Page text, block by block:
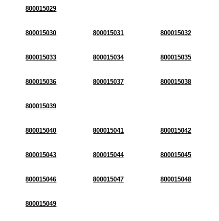
800015029
800015030 800015031 800015032
800015033 800015034 800015035
800015036 800015037 800015038
800015039
800015040 800015041 800015042
800015043 800015044 800015045
800015046 800015047 800015048
800015049